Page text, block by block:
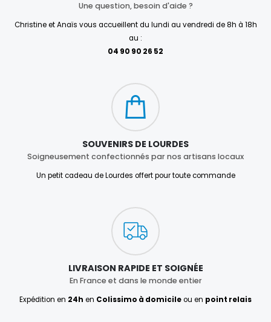
Une question, besoin d'aide ?
Christine et Anaïs vous accueillent du lundi au vendredi de 8h à 18h
au :
04 90 90 26 52
SOUVENIRS DE LOURDES
Soigneusement confectionnés par nos artisans locaux
Un petit cadeau de Lourdes offert pour toute commande
LIVRAISON RAPIDE ET SOIGNÉE
En France et dans le monde entier
Expédition en 24h en Colissimo à domicileou en point relais